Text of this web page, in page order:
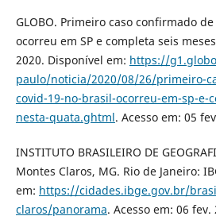
GLOBO. Primeiro caso confirmado
ocorreu em SP e completa seis
2020. Disponível em: https://
paulo/noticia/2020/08/26/primeiro-
covid-19-no-brasil-ocorreu-em-sp-e-
nesta-quata.ghtml. Acesso em: 05
INSTITUTO BRASILEIRO DE
Montes Claros, MG. Rio de Janeiro:
em: https://cidades.ibge.gov.br/
claros/panorama. Acesso em: 06 fev.